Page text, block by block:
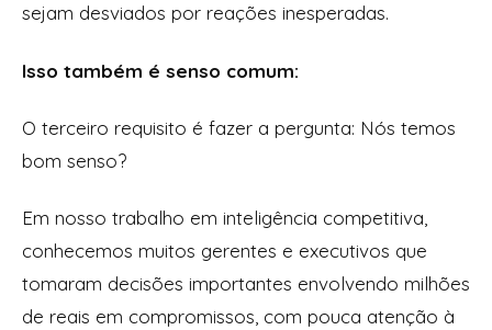
sejam desviados por reações inesperadas.
Isso também é senso comum:
O terceiro requisito é fazer a pergunta: Nós temos
bom senso?
Em nosso trabalho em inteligência competitiva,
conhecemos muitos gerentes e executivos que
tomaram decisões importantes envolvendo milhões
de reais em compromissos, com pouca atenção à